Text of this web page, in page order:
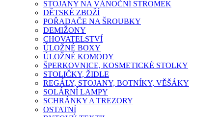
STOJANY NA VÁNOČNÍ STROMEK
DĚTSKÉ ZBOŽÍ
POŘADAČE NA ŠROUBKY
DEMIŽONY
CHOVATELSTVÍ
ÚLOŽNÉ BOXY
ÚLOŽNÉ KOMODY
ŠPERKOVNICE, KOSMETICKÉ STOLKY
STOLIČKY, ŽIDLE
REGÁLY, STOJANY, BOTNÍKY, VĚŠÁKY
SOLÁRNÍ LAMPY
SCHRÁNKY A TREZORY
OSTATNÍ